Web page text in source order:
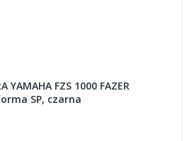
FZS 1000 FAZER
SP, czarna